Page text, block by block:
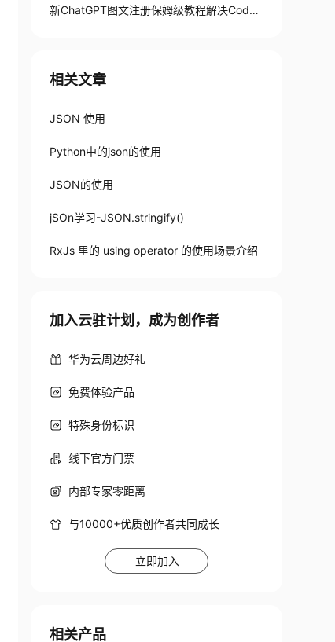
新ChatGPT图文注册保姆级教程解决Codex
相关文章
JSON 使用
Python中的json的使用
JSON的使用
jSOn学习-JSON.stringify()
RxJs 里的 using operator 的使用场景介绍
加入云驻计划，成为创作者
华为云周边好礼
免费体验产品
特殊身份标识
线下官方门票
内部专家零距离
与10000+优质创作者共同成长
立即加入
相关产品